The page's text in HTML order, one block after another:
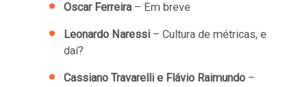
Oscar Ferreira – Em breve
Leonardo Naressi – Cultura de métricas, e
daí?
Cassiano Travarelli e Flávio Raimundo –